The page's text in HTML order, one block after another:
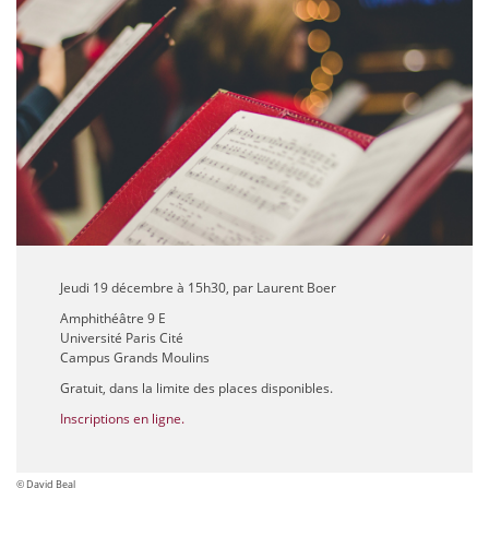
Jeudi 19 décembre à 15h30, par Laurent Boer
Amphithéâtre 9 E
Université Paris Cité
Campus Grands Moulins
Gratuit, dans la limite des places disponibles.
Inscriptions en ligne.
© David Beal